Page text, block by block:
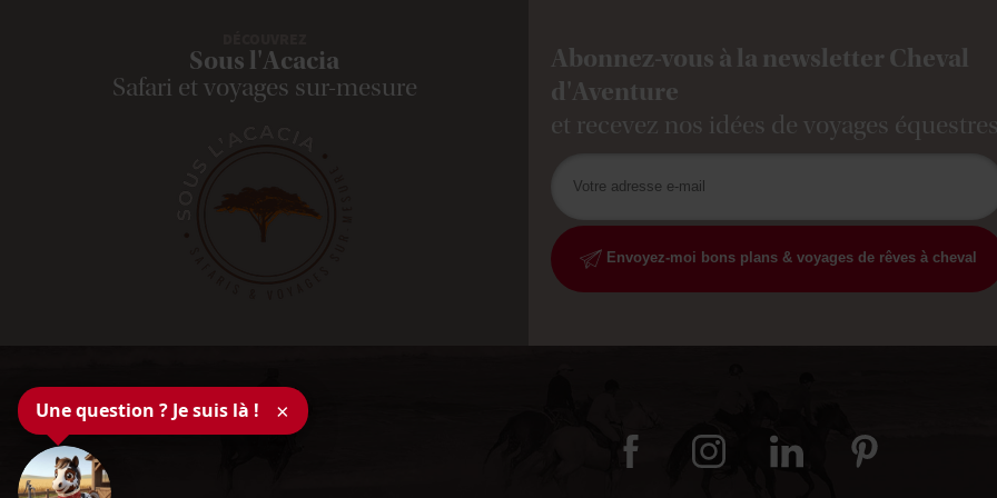
Sous l'Acacia
Safari et voyages sur-mesure
Abonnez-vous à la newsletter Cheval
d'Aventure
et recevez nos idées de voyages
Envoyez-moi bons plans & voyages de rêves à cheval
Une question ? Je suis là ! ×